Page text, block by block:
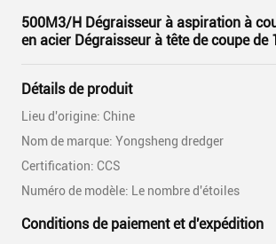
500M3/H Dégraisseur à aspiration à
en acier Dégraisseur à tête de coupe de
Détails de produit
Lieu d'origine: Chine
Nom de marque: Yongsheng dredger
Certification: CCS
Numéro de modèle: Le nombre d'étoiles
Conditions de paiement et d'expédition